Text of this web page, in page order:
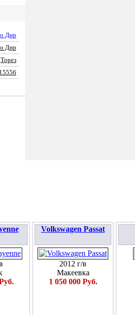
Днр
Днр
Торез
Volkswagen Passat
2012 г/в
Макеевка
1 050 000 Руб.